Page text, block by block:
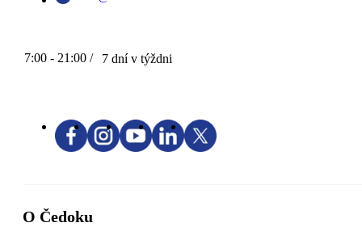
7:00 - 21:00 / 7 dní v týždni
O Čedoku